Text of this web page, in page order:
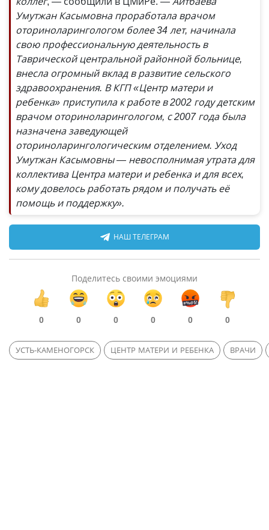
Умутжан Касымовна проработала врачом
оториноларингологом более 34 лет, начинала
свою профессиональную деятельность в
Таврической центральной районной больнице,
внесла огромный вклад в развитие сельского
здравоохранения. В КГП «Центр матери и
ребенка» приступила к работе в 2002 году детским
врачом оториноларингологом, с 2007 года была
назначена заведующей
оториноларингологическим отделением. Уход
Умутжан Касымовны — невосполнимая утрата для
коллектива Центра матери и ребенка и для всех,
кому довелось работать рядом и получать её
помощь и поддержку».
НАШ ТЕЛЕГРАМ
Поделитесь своими эмоциями
0 0 0 0 0 0
УСТЬ-КАМЕНОГОРСК ЦЕНТР МАТЕРИ И РЕБЕНКА ВРАЧИ